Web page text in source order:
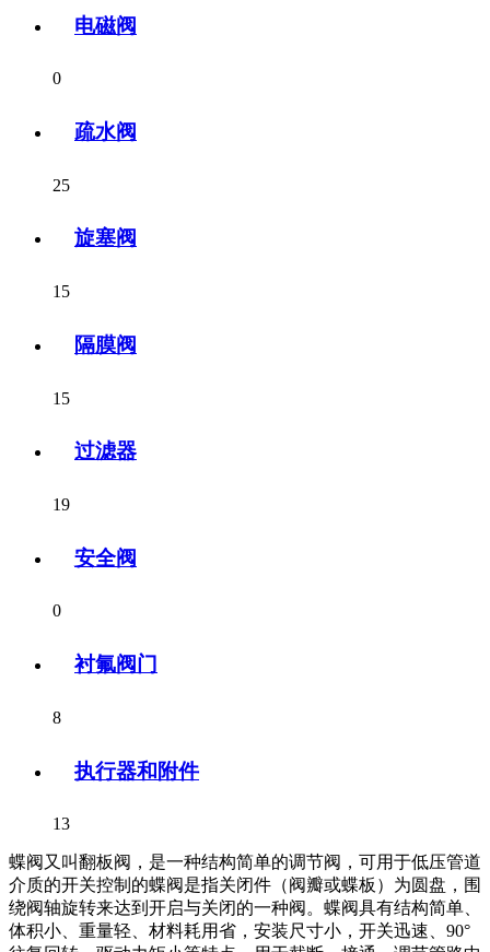
电磁阀
0
疏水阀
25
旋塞阀
15
隔膜阀
15
过滤器
19
安全阀
0
衬氟阀门
8
执行器和附件
13
蝶阀又叫翻板阀，是一种结构简单的调节阀，可用于低压管道
介质的开关控制的蝶阀是指关闭件（阀瓣或蝶板）为圆盘，围
绕阀轴旋转来达到开启与关闭的一种阀。蝶阀具有结构简单、
体积小、重量轻、材料耗用省，安装尺寸小，开关迅速、90°